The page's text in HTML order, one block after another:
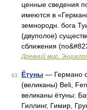
ценные сведения
имеются в
земнородн. бога
(двуполое)
сближения
Древний мир.
63 Ётуны — Германо
(великаны) Beli,
великаны ётуны:
Гиллинг, Гимир,